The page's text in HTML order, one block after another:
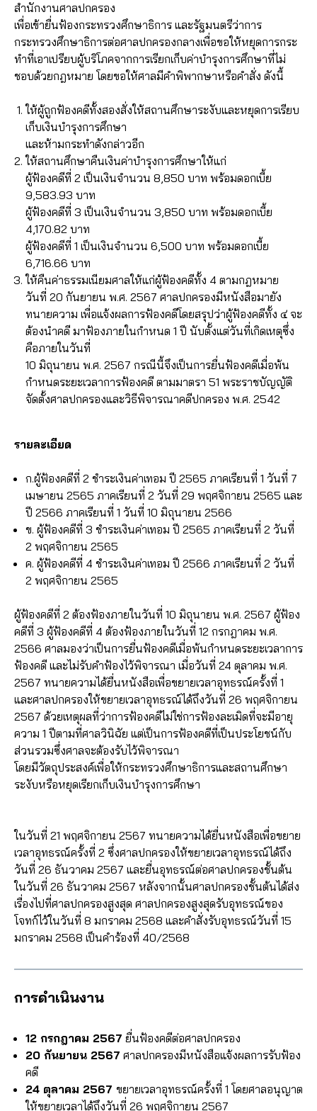
สำนักงานศาลปกครอง
เพื่อเข้ายื่นฟ้องกระทรวงศึกษาธิการ และรัฐมนตรีว่าการ
กระทรวงศึกษาธิการต่อศาลปกครองกลางเพื่อขอให้หยุดการกระ
ทำที่เอาเปรียบผู้บริโภคจากการเรียกเก็บค่าบำรุงการศึกษาที่ไม่
ชอบด้วยกฎหมาย โดยขอให้ศาลมีคำพิพากษาหรือคำสั่ง ดังนี้
ให้ผู้ถูกฟ้องคดีทั้งสองสั่งให้สถานศึกษาระงับและหยุดการเรียบ
เก็บเงินบำรุงการศึกษา
และห้ามกระทำดังกล่าวอีก
ให้สถานศึกษาคืนเงินค่าบำรุงการศึกษาให้แก่
ผู้ฟ้องคดีที่ 2 เป็นเงินจำนวน 8,850 บาท พร้อมดอกเบี้ย
9,583.93 บาท
ผู้ฟ้องคดีที่ 3 เป็นเงินจำนวน 3,850 บาท พร้อมดอกเบี้ย
4,170.82 บาท
ผู้ฟ้องคดีที่ 1 เป็นเงินจำนวน 6,500 บาท พร้อมดอกเบี้ย
6,716.66 บาท
ให้คืนค่าธรรมเนียมศาลให้แก่ผู้ฟ้องคดีทั้ง 4 ตามกฎหมาย
วันที่ 20 กันยายน พ.ศ. 2567 ศาลปกครองมีหนังสือมายัง
ทนายความ เพื่อแจ้งผลการฟ้องคดีโดยสรุปว่าผู้ฟ้องคดีทั้ง ๔ จะ
ต้องนำคดี มาฟ้องภายในกำหนด 1 ปี นับตั้งแต่วันที่เกิดเหตุซึ่ง
คือภายในวันที่
10 มิถุนายน พ.ศ. 2567 กรณีนี้จึงเป็นการยื่นฟ้องคดีเมื่อพ้น
กำหนดระยะเวลาการฟ้องคดี ตามมาตรา 51 พระราชบัญญัติ
จัดตั้งศาลปกครองและวิธีพิจารณาคดีปกครอง พ.ศ. 2542
รายละเอียด
ก.ผู้ฟ้องคดีที่ 2 ชำระเงินค่าเทอม ปี 2565 ภาคเรียนที่ 1 วันที่ 7
เมษายน 2565 ภาคเรียนที่ 2 วันที่ 29 พฤศจิกายน 2565 และ
ปี 2566 ภาคเรียนที่ 1 วันที่ 10 มิถุนายน 2566
ข. ผู้ฟ้องคดีที่ 3 ชำระเงินค่าเทอม ปี 2565 ภาคเรียนที่ 2 วันที่
2 พฤศจิกายน 2565
ค. ผู้ฟ้องคดีที่ 4 ชำระเงินค่าเทอม ปี 2566 ภาคเรียนที่ 2 วันที่
2 พฤศจิกายน 2565
ผู้ฟ้องคดีที่ 2 ต้องฟ้องภายในวันที่ 10 มิถุนายน พ.ศ. 2567 ผู้ฟ้อง
คดีที่ 3 ผู้ฟ้องคดีที่ 4 ต้องฟ้องภายในวันที่ 12 กรกฎาคม พ.ศ.
2566 ศาลมองว่าเป็นการยื่นฟ้องคดีเมื่อพ้นกำหนดระยะเวลาการ
ฟ้องคดี และไม่รับคำฟ้องไว้พิจารณา เมื่อวันที่ 24 ตุลาคม พ.ศ.
2567 ทนายความได้ยื่นหนังสือเพื่อขยายเวลาอุทธรณ์ครั้งที่ 1
และศาลปกครองให้ขยายเวลาอุทธรณ์ได้ถึงวันที่ 26 พฤศจิกายน
2567 ด้วยเหตุผลที่ว่าการฟ้องคดีไม่ใช่การฟ้องละเมิดที่จะมีอายุ
ความ 1 ปีตามที่ศาลวินิฉัย แต่เป็นการฟ้องคดีที่เป็นประโยชน์กับ
ส่วนรวมซึ่งศาลจะต้องรับไว้พิจารณา
โดยมีวัตถุประสงค์เพื่อให้กระทรวงศึกษาธิการและสถานศึกษา
ระงับหรือหยุดเรียกเก็บเงินบำรุงการศึกษา
ในวันที่ 21 พฤศจิกายน 2567 ทนายความได้ยื่นหนังสือเพื่อขยาย
เวลาอุทธรณ์ครั้งที่ 2 ซึ่งศาลปกครองให้ขยายเวลาอุทธรณ์ได้ถึง
วันที่ 26 ธันวาคม 2567 และยื่นอุทธรณ์ต่อศาลปกครองชั้นต้น
ในวันที่ 26 ธันวาคม 2567 หลังจากนั้นศาลปกครองชั้นต้นได้ส่ง
เรื่องไปที่ศาลปกครองสูงสุด ศาลปกครองสูงสุดรับอุทธรณ์ของ
โจทก์ไว้ในวันที่ 8 มกราคม 2568 และคำสั่งรับอุทธรณ์วันที่ 15
มกราคม 2568 เป็นคำร้องที่ 40/2568
การดำเนินงาน
12 กรกฎาคม 2567 ยื่นฟ้องคดีต่อศาลปกครอง
20 กันยายน 2567 ศาลปกครองมีหนังสือแจ้งผลการรับฟ้อง
คดี
24 ตุลาคม 2567 ขยายเวลาอุทธรณ์ครั้งที่ 1 โดยศาลอนุญาต
ให้ขยายเวลาได้ถึงวันที่ 26 พฤศจิกายน 2567